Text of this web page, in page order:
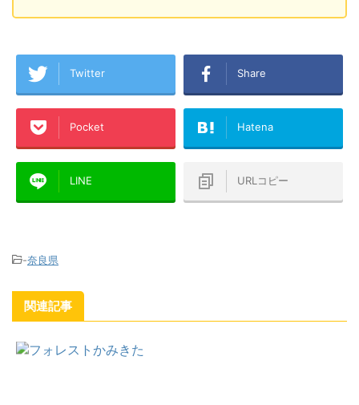
Twitter Share
Pocket Hatena
LINE URLコピー
-奈良県
関連記事